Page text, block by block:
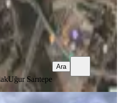
Uğur Sarıtepe
Ara